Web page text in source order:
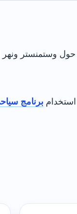
حول وستمنستر
برنامج سياحي